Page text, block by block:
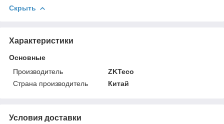
Скрыть
Характеристики
Основные
Производитель
ZKTeco
Страна производитель
Китай
Условия доставки